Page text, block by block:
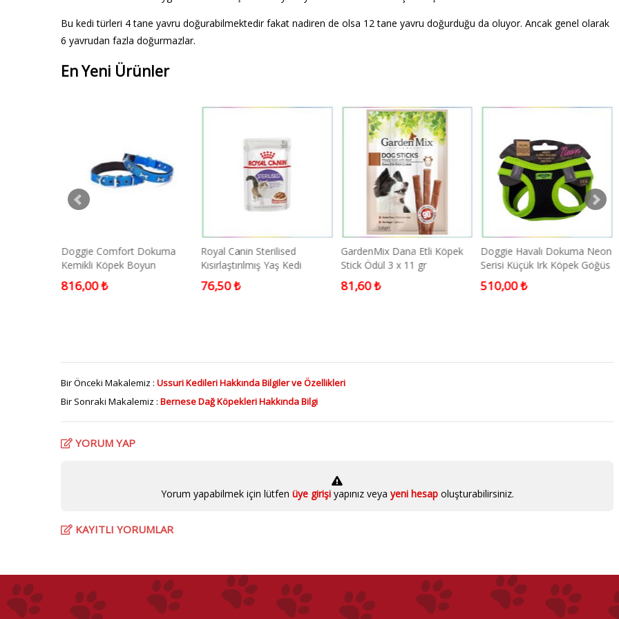
Bu kedi türleri 4 tane yavru doğurabilmektedir fakat nadiren de olsa 12 tane yavru doğurduğu da oluyor. Ancak genel olarak
6 yavrudan fazla doğurmazlar.
En Yeni Ürünler
Doggie Comfort Dokuma
Kemikli Köpek Boyun
Tasması Medium Mavi 2x35-
40 Cm
816,00 ₺
Royal Canin Sterilised
Kısırlaştırılmış Yaş Kedi
Maması 85 gram
76,50 ₺
GardenMix Dana Etli Köpek
Stick Ödül 3 x 11 gr
81,60 ₺
Doggie Havalı Dokuma Neon
Serisi Küçük Irk Köpek Göğüs
Tasması Sarı 3XS-22-26CM
510,00 ₺
Bir Önceki Makalemiz : Ussuri Kedileri Hakkında Bilgiler ve Özellikleri
Bir Sonraki Makalemiz : Bernese Dağ Köpekleri Hakkında Bilgi
YORUM YAP
Yorum yapabilmek için lütfen üye girişi yapınız veya yeni hesapoluşturabilirsiniz.
KAYITLI YORUMLAR